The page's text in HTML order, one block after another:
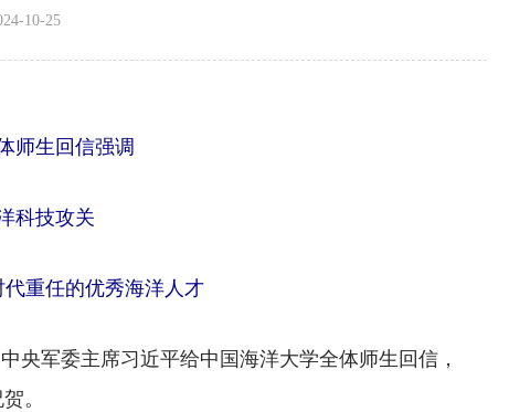
10-25
师生回信强调
科技攻关
重任的优秀海洋人才
军委主席习近平给中国海洋大学全体师生回信，
。